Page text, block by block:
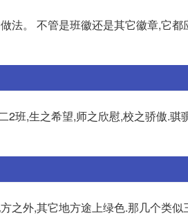
法。 不管是班徽还是其它徽章,它都
2班,生之希望,师之欣慰,校之骄傲.骐
之外,其它地方途上绿色.那几个类似